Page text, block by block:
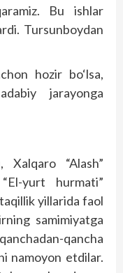
Bu ishlar
Tursunboydan
hozir bo‘lsa,
jarayonga
“Alash”
yurt hurmati”
yillarida faol
samimiyatga
qancha
namoyon etdilar.